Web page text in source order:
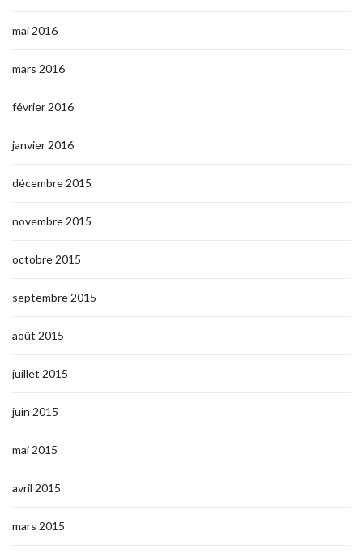
mai 2016
mars 2016
février 2016
janvier 2016
décembre 2015
novembre 2015
octobre 2015
septembre 2015
août 2015
juillet 2015
juin 2015
mai 2015
avril 2015
mars 2015